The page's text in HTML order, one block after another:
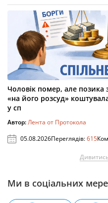
Чоловік помер, але
«на його розсуд»
у сп
Автор:Лента от Протокола
05.08.2026Переглядів:615
Ми в соціальних